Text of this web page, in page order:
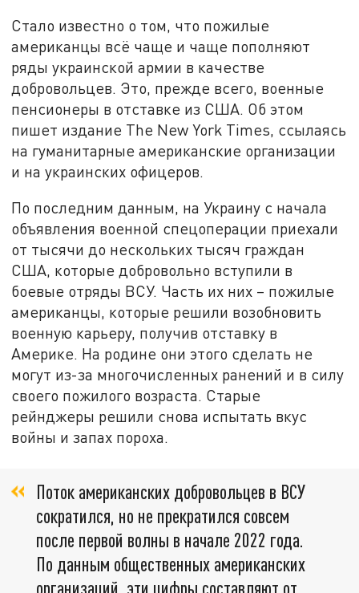
Стало известно о том, что пожилые
американцы всё чаще и чаще пополняют
ряды украинской армии в качестве
добровольцев. Это, прежде всего, военные
пенсионеры в отставке из США. Об этом
пишет издание The New York Times, ссылаясь
на гуманитарные американские организации
и на украинских офицеров.
По последним данным, на Украину с начала
объявления военной спецоперации приехали
от тысячи до нескольких тысяч граждан
США, которые добровольно вступили в
боевые отряды ВСУ. Часть их них – пожилые
американцы, которые решили возобновить
военную карьеру, получив отставку в
Америке. На родине они этого сделать не
могут из-за многочисленных ранений и в силу
своего пожилого возраста. Старые
рейнджеры решили снова испытать вкус
войны и запах пороха.
Поток американских добровольцев в ВСУ
сократился, но не прекратился совсем
после первой волны в начале 2022 года.
По данным общественных американских
организаций, эти цифры составляют от